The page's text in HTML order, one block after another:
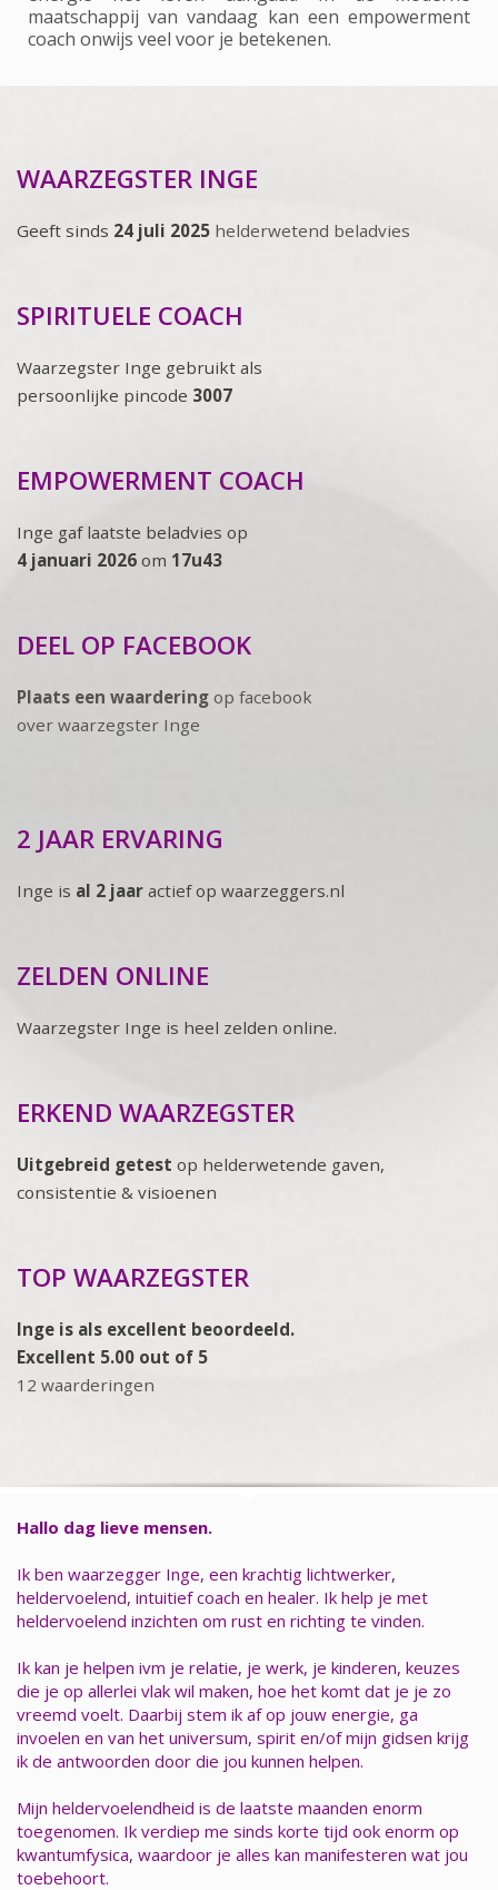
maatschappij van vandaag kan een empowerment
coach onwijs veel voor je betekenen.
WAARZEGSTER INGE
Geeft sinds 24 juli 2025 helderwetend beladvies
SPIRITUELE COACH
Waarzegster Inge gebruikt als
persoonlijke pincode 3007
EMPOWERMENT COACH
Inge gaf laatste beladvies op
4 januari 2026 om 17u43
DEEL OP FACEBOOK
Plaats een waardering op facebook
over waarzegster Inge
2 JAAR ERVARING
Inge is al 2 jaar actief op waarzeggers.nl
ZELDEN ONLINE
Waarzegster Inge is heel zelden online.
ERKEND WAARZEGSTER
Uitgebreid getest op helderwetende gaven,
consistentie & visioenen
TOP WAARZEGSTER
Inge is als excellent beoordeeld.
Excellent 5.00 out of 5
12 waarderingen
Hallo dag lieve mensen.
Ik ben waarzegger Inge, een krachtig lichtwerker,
heldervoelend, intuitief coach en healer. Ik help je met
heldervoelend inzichten om rust en richting te vinden.
Ik kan je helpen ivm je relatie, je werk, je kinderen, keuzes
die je op allerlei vlak wil maken, hoe het komt dat je je zo
vreemd voelt. Daarbij stem ik af op jouw energie, ga
invoelen en van het universum, spirit en/of mijn gidsen krijg
ik de antwoorden door die jou kunnen helpen.
Mijn heldervoelendheid is de laatste maanden enorm
toegenomen. Ik verdiep me sinds korte tijd ook enorm op
kwantumfysica, waardoor je alles kan manifesteren wat jou
toebehoort.